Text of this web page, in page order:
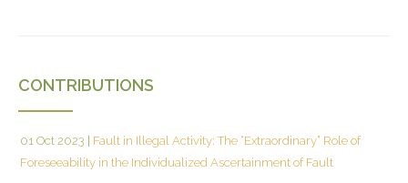
CONTRIBUTIONS
01 Oct 2023
Fault in Illegal Activity: The “Extraordinary” Role of
Foreseeability in the Individualized Ascertainment of Fault